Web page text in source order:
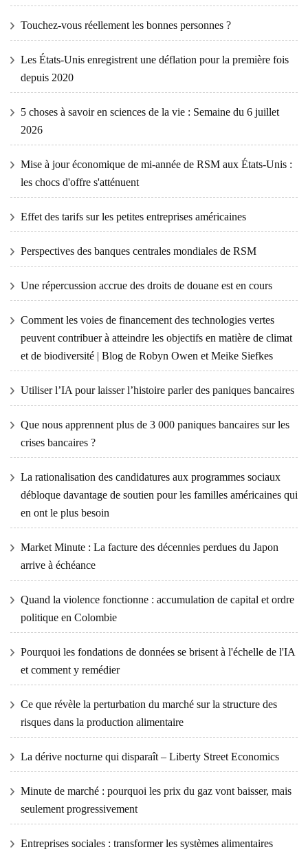
Touchez-vous réellement les bonnes personnes ?
Les États-Unis enregistrent une déflation pour la première fois
depuis 2020
5 choses à savoir en sciences de la vie : Semaine du 6 juillet
2026
Mise à jour économique de mi-année de RSM aux États-Unis :
les chocs d'offre s'atténuent
Effet des tarifs sur les petites entreprises américaines
Perspectives des banques centrales mondiales de RSM
Une répercussion accrue des droits de douane est en cours
Comment les voies de financement des technologies vertes
peuvent contribuer à atteindre les objectifs en matière de climat
et de biodiversité | Blog de Robyn Owen et Meike Siefkes
Utiliser l’IA pour laisser l’histoire parler des paniques bancaires
Que nous apprennent plus de 3 000 paniques bancaires sur les
crises bancaires ?
La rationalisation des candidatures aux programmes sociaux
débloque davantage de soutien pour les familles américaines qui
en ont le plus besoin
Market Minute : La facture des décennies perdues du Japon
arrive à échéance
Quand la violence fonctionne : accumulation de capital et ordre
politique en Colombie
Pourquoi les fondations de données se brisent à l'échelle de l'IA
et comment y remédier
Ce que révèle la perturbation du marché sur la structure des
risques dans la production alimentaire
La dérive nocturne qui disparaît – Liberty Street Economics
Minute de marché : pourquoi les prix du gaz vont baisser, mais
seulement progressivement
Entreprises sociales : transformer les systèmes alimentaires